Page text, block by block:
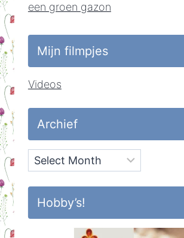
een groen gazon
Mijn filmpjes
Videos
Archief
Archief
Hobby’s!